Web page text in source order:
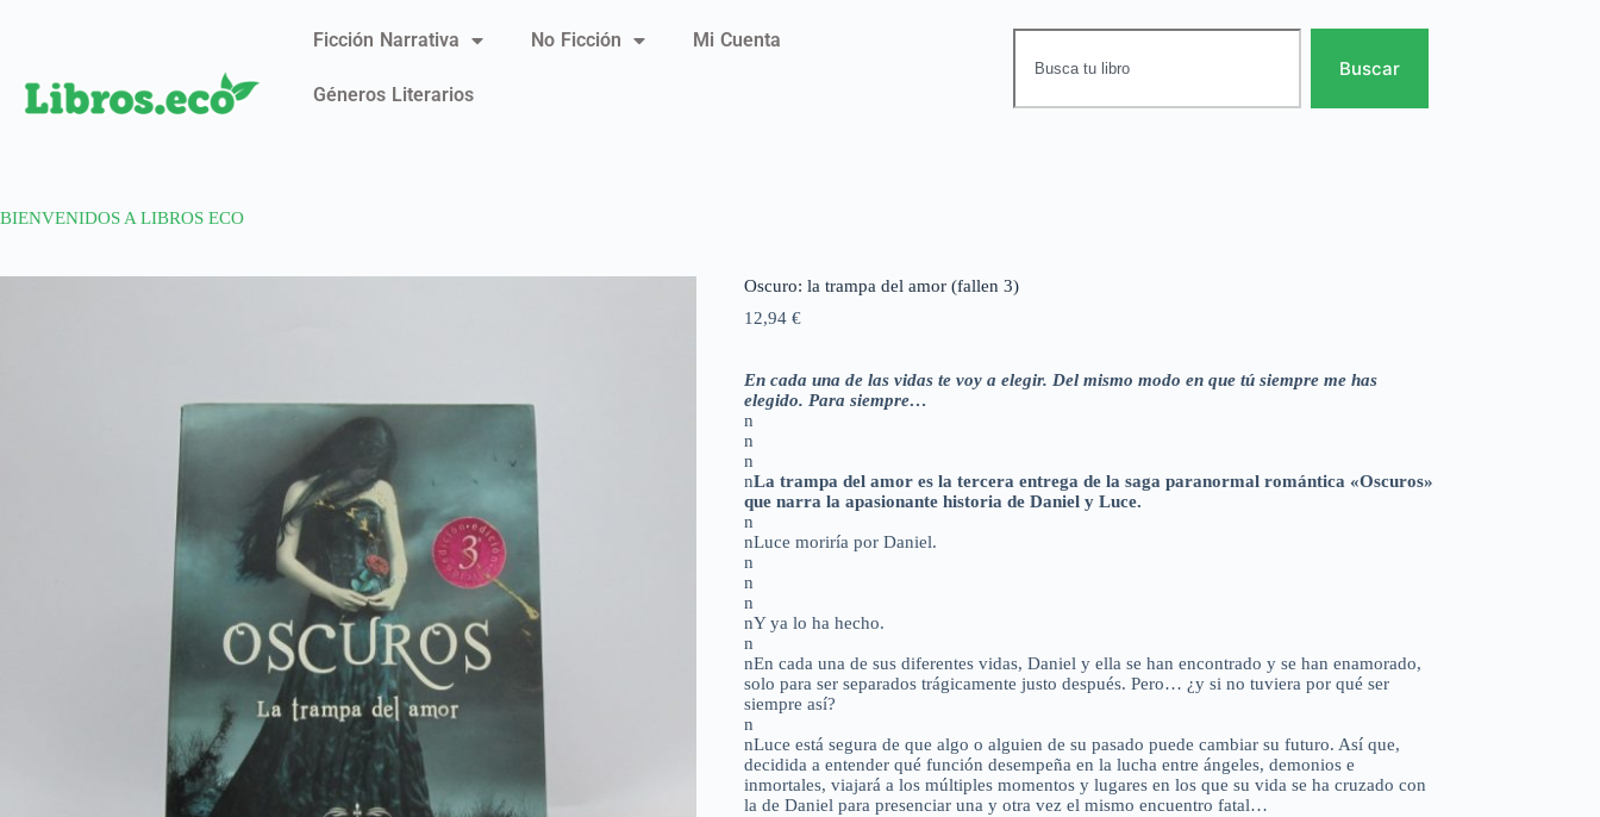
Ficción Narrativa No Ficción Mi Cuenta
Géneros Literarios
Buscar
BIENVENIDOS A LIBROS ECO
Oscuro: la trampa del amor (fallen 3)
12,94 €
En cada una de las vidas te voy a elegir. Del mismo modo en que tú siempre me has
elegido. Para siempre…
n
n
n
nLa trampa del amor es la tercera entrega de la saga paranormal romántica «Oscuros»
que narra la apasionante historia de Daniel y Luce.
n
nLuce moriría por Daniel.
n
n
n
nY ya lo ha hecho.
n
nEn cada una de sus diferentes vidas, Daniel y ella se han encontrado y se han enamorado,
solo para ser separados trágicamente justo después. Pero… ¿y si no tuviera por qué ser
siempre así?
n
nLuce está segura de que algo o alguien de su pasado puede cambiar su futuro. Así que,
decidida a entender qué función desempeña en la lucha entre ángeles, demonios e
inmortales, viajará a los múltiples momentos y lugares en los que su vida se ha cruzado con
la de Daniel para presenciar una y otra vez el mismo encuentro fatal…